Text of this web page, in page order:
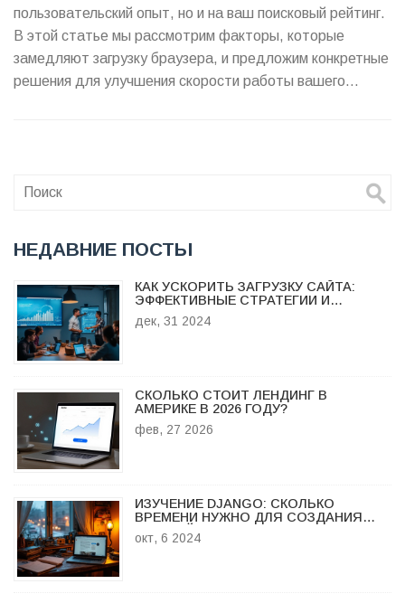
пользовательский опыт, но и на ваш поисковый рейтинг.
В этой статье мы рассмотрим факторы, которые
замедляют загрузку браузера, и предложим конкретные
решения для улучшения скорости работы вашего
вам предложить посетителям вашего ресурса
НЕДАВНИЕ ПОСТЫ
КАК УСКОРИТЬ ЗАГРУЗКУ САЙТА:
ЭФФЕКТИВНЫЕ СТРАТЕГИИ И
СОВЕТЫ
дек, 31 2024
СКОЛЬКО СТОИТ ЛЕНДИНГ В
АМЕРИКЕ В 2026 ГОДУ?
фев, 27 2026
ИЗУЧЕНИЕ DJANGO: СКОЛЬКО
ВРЕМЕНИ НУЖНО ДЛЯ СОЗДАНИЯ
ВЕБ-САЙТА?
окт, 6 2024